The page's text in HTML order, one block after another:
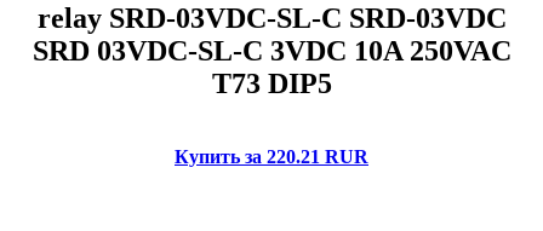
relay SRD-03VDC-SL-C SRD-03VDC
SRD 03VDC-SL-C 3VDC 10A 250VAC
T73 DIP5
Купить за 220.21 RUR